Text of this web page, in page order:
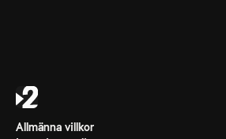
Allmänna villkor